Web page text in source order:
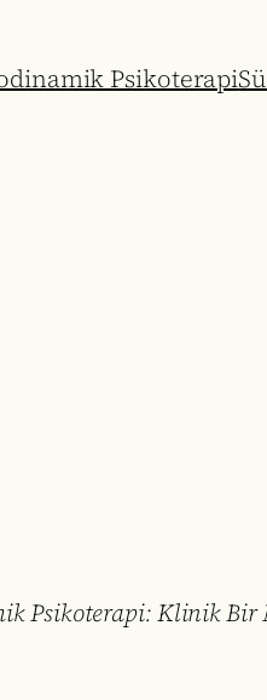
Psikoterapi
Psikoterapi: Klinik Bir